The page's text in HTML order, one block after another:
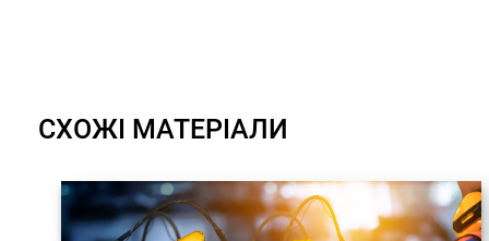
СХОЖІ МАТЕРІАЛИ